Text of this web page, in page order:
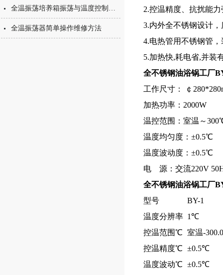
全温振荡培养箱振荡与温度控制的多用设备
全温振荡器简单操作维修方法
2.控温精度、抗扰能
3.内外全不锈钢设计
4.电热管用不锈钢管
5.加热快,耗电省,并装
全不锈钢油浴锅工厂
工作尺寸： ￠
加热功率：2000W
温控范围：室温～
温度均匀度：±0.5℃
温度波动度：±0.5℃
电 源：交流220V
全不锈钢油浴锅工厂
型号
BY-1
温度分辨率 1℃
控温范围℃ 室温-
控温精度℃ ±0.5℃
温度波动℃ ±0.5℃